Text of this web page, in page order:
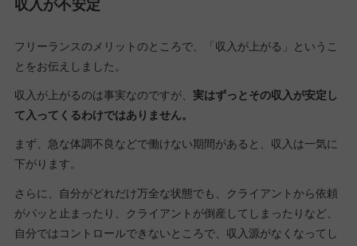
収入が不安定
フリーランスのメリットのところで、「収入が上がる」というこ
とをお伝えしました。
収入が上がるのは事実なのですが、 実はずっとその収入が安定し
て入ってくるわけではありません。
まず、急な体調不良などで働けない期間があると、収入は一気に
下がります。
さらに、自分がどれだけ万全な状態でも、クライアントから依頼
がパッと止まったり、クライアントが倒産してしまったりなど、
自分ではコントロールできないところで、収入源がなくなってし